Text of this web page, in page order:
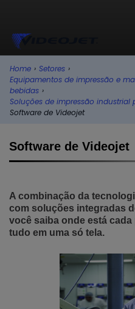
Home › Setores ›
Equipamentos de impressão e
bebidas ›
Soluções de impressão
Software de Videojet
Software de Videojet
A combinação da
com soluções integradas
você saiba onde está
tudo em uma só tela.